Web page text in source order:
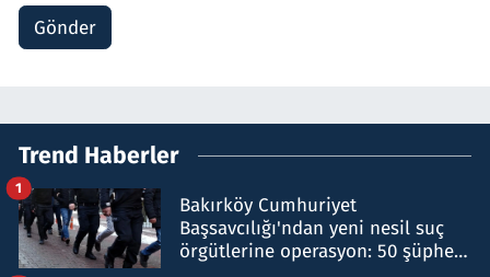
Gönder
Trend Haberler
Bakırköy Cumhuriyet
Başsavcılığı'ndan yeni nesil suç
örgütlerine operasyon: 50 şüpheli
1